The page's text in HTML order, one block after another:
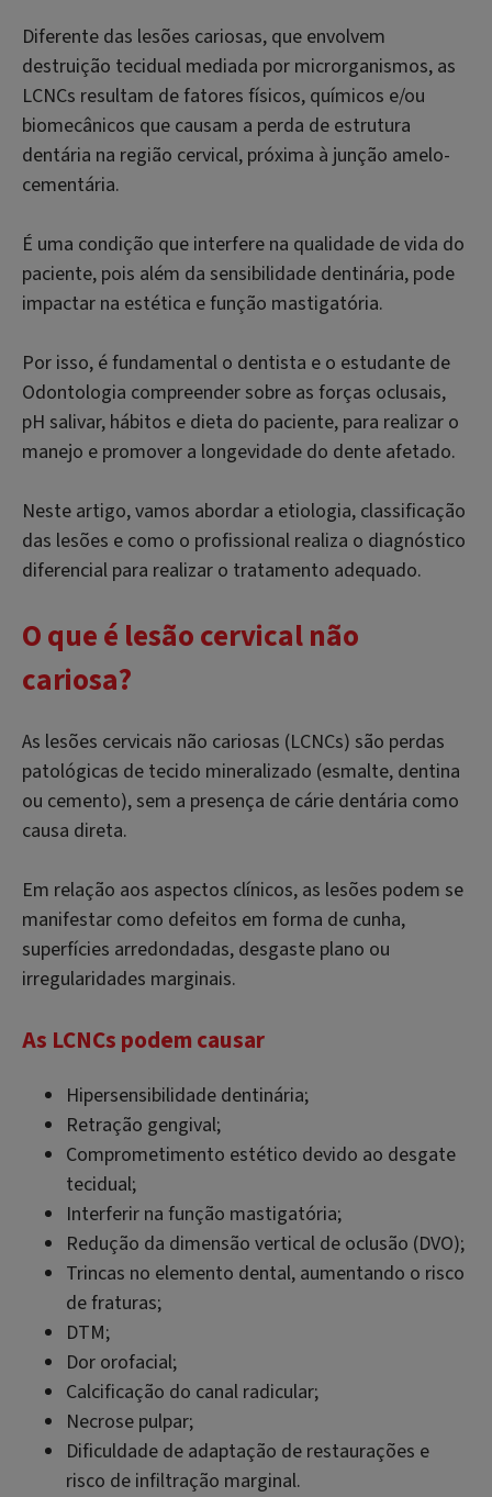
Diferente das lesões cariosas, que envolvem
destruição tecidual mediada por microrganismos, as
LCNCs resultam de fatores físicos, químicos e/ou
biomecânicos que causam a perda de estrutura
dentária na região cervical, próxima à junção amelo-
cementária.
É uma condição que interfere na qualidade de vida do
paciente, pois além da sensibilidade dentinária, pode
impactar na estética e função mastigatória.
Por isso, é fundamental o dentista e o estudante de
Odontologia compreender sobre as forças oclusais,
pH salivar, hábitos e dieta do paciente, para realizar o
manejo e promover a longevidade do dente afetado.
Neste artigo, vamos abordar a etiologia, classificação
das lesões e como o profissional realiza o diagnóstico
diferencial para realizar o tratamento adequado.
O que é lesão cervical não
cariosa?
As lesões cervicais não cariosas (LCNCs) são perdas
patológicas de tecido mineralizado (esmalte, dentina
ou cemento), sem a presença de cárie dentária como
causa direta.
Em relação aos aspectos clínicos, as lesões podem se
manifestar como defeitos em forma de cunha,
superfícies arredondadas, desgaste plano ou
irregularidades marginais.
As LCNCs podem causar
Hipersensibilidade dentinária;
Retração gengival;
Comprometimento estético devido ao desgate
tecidual;
Interferir na função mastigatória;
Redução da dimensão vertical de oclusão (DVO);
Trincas no elemento dental, aumentando o risco
de fraturas;
DTM;
Dor orofacial;
Calcificação do canal radicular;
Necrose pulpar;
Dificuldade de adaptação de restaurações e
risco de infiltração marginal.